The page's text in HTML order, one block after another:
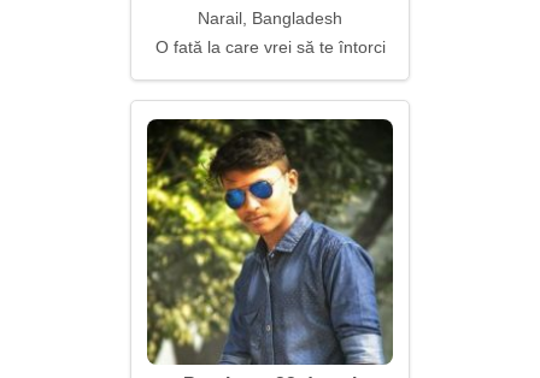
Narail, Bangladesh
O fată la care vrei să te întorci